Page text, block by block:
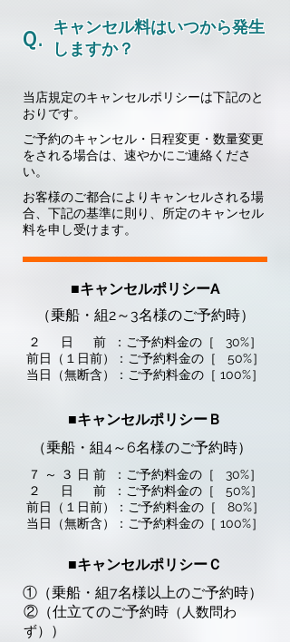
Ｑ. キャンセル料はいつから発生
しますか？
当店規定のキャンセルポリシーは下記のと
おりです。
ご予約のキャンセル・日程変更・数量変更
をされる場合は、速やかにご連絡くださ
い。
お客様のご都合によりキャンセルされる場
合、下記の基準に則り、所定のキャンセル
料を申し受けます。
■キャンセルポリシーA
（乗船・組2～3名様のご予約時）
２ 日 前 ：ご予約料金の［ 30%］
前日（１日前）：ご予約料金の［ 50%］
当日（無断含）：ご予約料金の［ 100%］
■キャンセルポリシーＢ
（乗船・組4～6名様のご予約時）
７ ～ ３ 日 前 ：ご予約料金の［ 30%］
２ 日 前 ：ご予約料金の［ 50%］
前日（１日前）：ご予約料金の［ 80%］
当日（無断含）：ご予約料金の［ 100%］
■キャンセルポリシーＣ
①（乗船・組7名様以上のご予約時）
②（仕立てのご予約時 （人数問わ
ず）
）